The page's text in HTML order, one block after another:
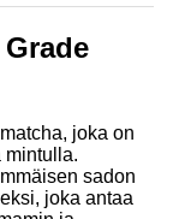
joka on
mintulla.
sadon
joka antaa